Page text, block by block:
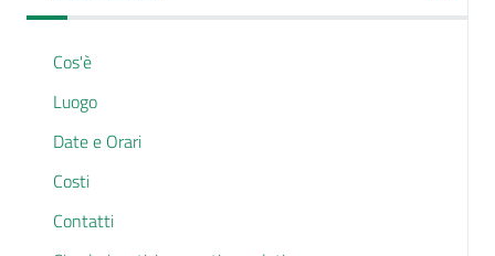
Cos'è
Luogo
Date e Orari
Costi
Contatti